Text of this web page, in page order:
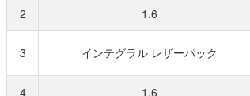
2 1.6
3 インテグラル レザーパック
4 1.6